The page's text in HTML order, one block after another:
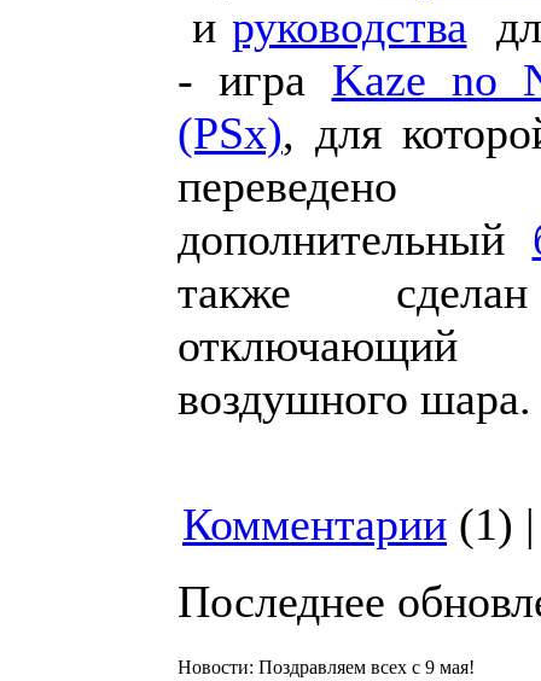
и руководства
- игра Kaze no
(PSx), для
дополнительный
также
отключающий
воздушного
Комментарии (1)
Последнее
Новости: Поздравляем всех с 9 мая!